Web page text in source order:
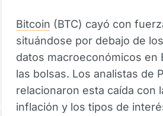
Bitcoin (BTC) cayó con
situándose por debajo de
datos macroeconómicos en
las bolsas. Los analistas de
relacionaron esta caída con
inflación y los tipos de